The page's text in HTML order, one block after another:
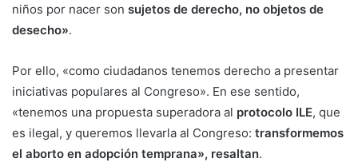
niños por nacer son sujetos de derecho, no objetos de
desecho».
Por ello, «como ciudadanos tenemos derecho a presentar
iniciativas populares al Congreso». En ese sentido,
«tenemos una propuesta superadora al protocolo ILE, que
es ilegal, y queremos llevarla al Congreso: transformemos
el aborto en adopción temprana», resaltan.